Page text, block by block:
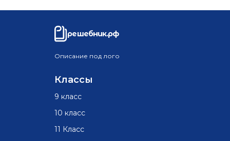
решебник.рф
Описание под лого
Классы
9 класс
10 класс
11 Класс